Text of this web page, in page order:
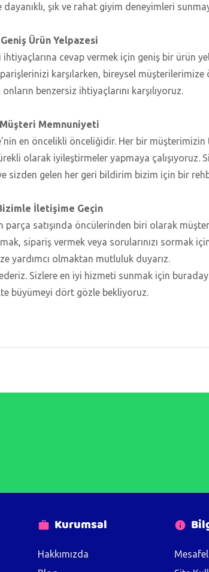
şık ve rahat giyim deneyimleri
Geniş Ürün Yelpazesi
ihtiyaçlarına cevap vermek için geniş bir ürün
karşılarken, bireysel müşterilerimize
benzersiz ihtiyaçlarını karşılıyoruz.
Müşteri Memnuniyeti
en öncelikli önceliğidir. Her bir müşterimizin
olarak iyileştirmeler yapmaya çalışıyoruz.
sizden gelen her geri bildirim bizim için bir
İletişime Geçin
parça satışında öncülerinden biri olarak
sipariş vermek veya sorularınızı sormak
yardımcı olmaktan mutluluk duyarız.
Sizlere en iyi hizmeti sunmak için
büyümeyi dört gözle bekliyoruz.
Kurumsal
Hakkımızda